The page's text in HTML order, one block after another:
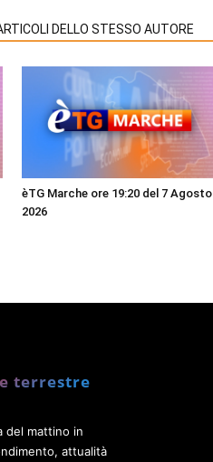
DELLO STESSO AUTORE
èTG Marche ore 19:20 del 7 Agosto
2026
terrestre
del mattino in
attualità